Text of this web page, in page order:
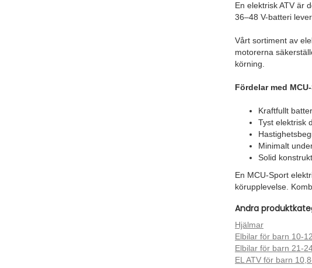
En elektrisk ATV är
36–48 V-batteri
Vårt sortiment av
motorerna
körning.
Fördelar med
Kraftfullt
Tyst elektrisk
Minimalt
Solid
En MCU-Sport
körupplevelse.
Andra
Hjälmar
Elbilar för barn 10-
Elbilar för barn 21-
EL ATV för barn